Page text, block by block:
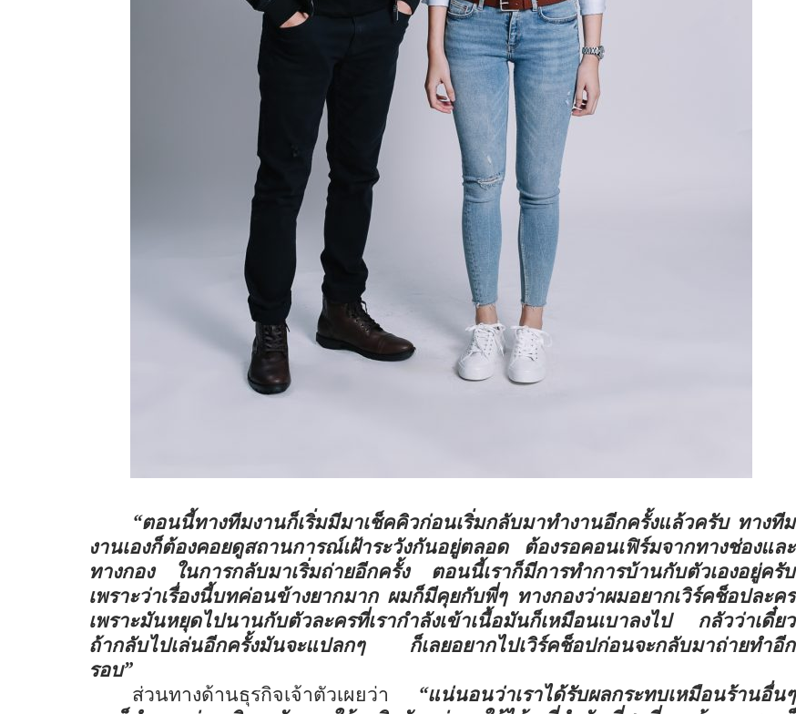
“ตอนนี้ทางทีมงานก็เริ่มมีมาเช็คคิวก่อนเริ่มกลับมาทำงานอีกครั้งแล้วครับ ทางทีม
งานเองก็ต้องคอยดูสถานการณ์เฝ้าระวังกันอยู่ตลอด ต้องรอคอนเฟิร์มจากทางช่องและ
ทางกอง ในการกลับมาเริ่มถ่ายอีกครั้ง ตอนนี้เราก็มีการทำการบ้านกับตัวเองอยู่ครับ
เพราะว่าเรื่องนี้บทค่อนข้างยากมาก ผมก็มีคุยกับพี่ๆ ทางกองว่าผมอยากเวิร์คช็อปละคร
เพราะมันหยุดไปนานกับตัวละครที่เรากำลังเข้าเนื้อมันก็เหมือนเบาลงไป กลัวว่าเดี๋ยว
ถ้ากลับไปเล่นอีกครั้งมันจะแปลกๆ ก็เลยอยากไปเวิร์คช็อปก่อนจะกลับมาถ่ายทำอีก
รอบ”
ส่วนทางด้านธุรกิจเจ้าตัวเผยว่า “แน่นอนว่าเราได้รับผลกระทบเหมือนร้านอื่นๆ